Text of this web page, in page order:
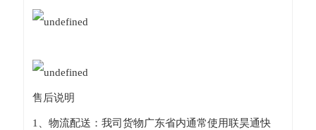
售后说明
1、物流配送：我司货物广东省内通常使用联昊通快